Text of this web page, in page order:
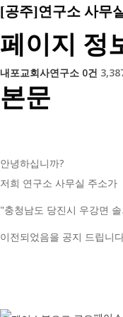
[공주]연구소 사무
페이지 정
내포교회사연구소 0건
본문
안녕하십니까?
저희 연구소 사무실 주소가
"충청남도 당진시 우강면
이전되었음을 공지 드립니